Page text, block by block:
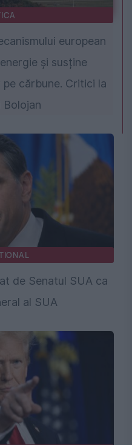
european
și susține
cărbune. Critici la
Bolojan
de Senatul SUA ca
al SUA